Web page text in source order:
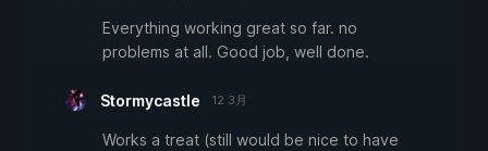
Everything working great so far. no
problems at all. Good job, well done.
Stormycastle 12 3月
Works a treat (still would be nice to have